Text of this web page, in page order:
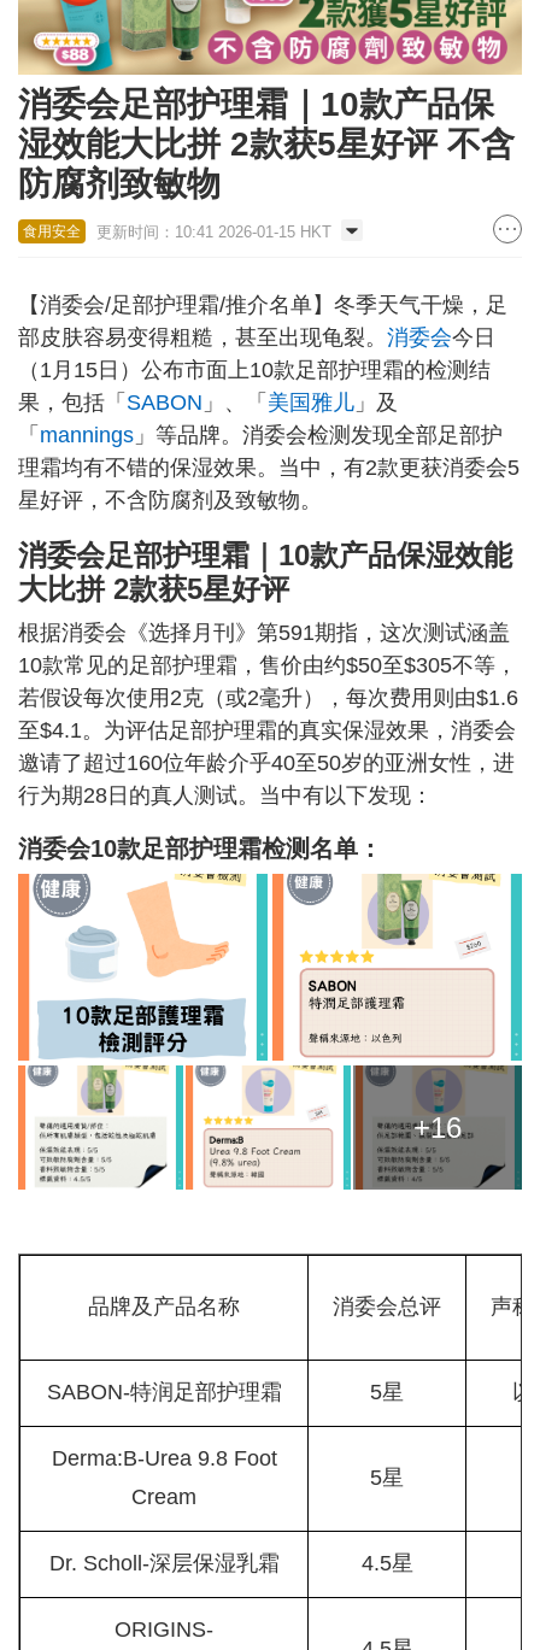
消委会足部护理霜｜10款产品保
湿效能大比拼 2款获5星好评 不含
防腐剂致敏物
食用安全 更新时间：10:41 2026-01-15 HKT
【消委会/足部护理霜/推介名单】冬季天气干燥，足
部皮肤容易变得粗糙，甚至出现龟裂。 消委会今日
（1月15日）公布市面上10款足部护理霜的检测结
果，包括「 SABON 」、「 美国雅儿 」及
「 mannings 」等品牌。消委会检测发现全部足部护
理霜均有不错的保湿效果。当中，有2款更获消委会5
星好评，不含防腐剂及致敏物。
消委会足部护理霜｜10款产品保湿效能
大比拼 2款获5星好评
根据消委会《选择月刊》第591期指，这次测试涵盖
10款常见的足部护理霜，售价由约$50至$305不等，
若假设每次使用2克（或2毫升），每次费用则由$1.6
至$4.1。为评估足部护理霜的真实保湿效果，消委会
邀请了超过160位年龄介乎40至50岁的亚洲女性，进
行为期28日的真人测试。当中有以下发现：
消委会10款足部护理霜检测名单：
+16
品牌及产品名称 消委会总评 声称
SABON-特润足部护理霜 5星
Derma:B-Urea 9.8 Foot
Cream
5星
Dr. Scholl-深层保湿乳霜 4.5星
ORIGINS-